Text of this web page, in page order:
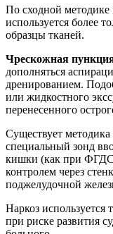
По сходной методике
используется более
образцы тканей.
Чрескожная
дополняться
дренированием.
или жидкостного
перенесенного
Существует методика
специальный зонд
кишки (как при
контролем через
поджелудочной
Наркоз используется
при риске развития